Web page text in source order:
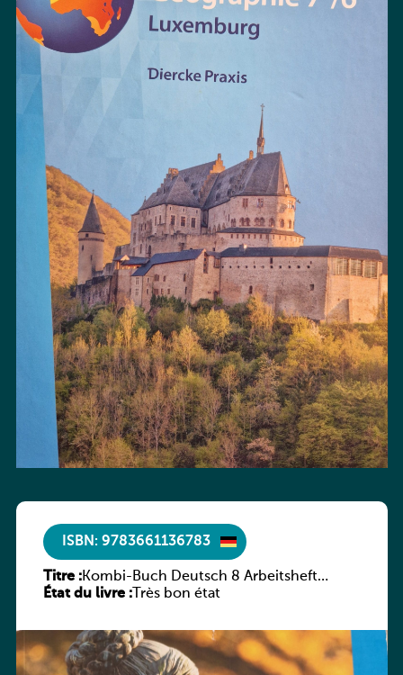
ISBN: 9783661136783
Titre :Kombi-Buch Deutsch 8 Arbeitsheft
(Neue Ausgabe Luxemburg)
État du livre :Très bon état